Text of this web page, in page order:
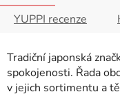
YUPPI recenze
Tradiční japonská
spokojenosti. Řada
v jejich sortimentu a